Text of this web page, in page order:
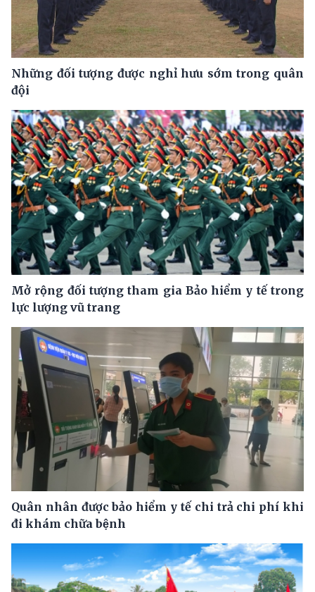
Những đối tượng được nghỉ hưu sớm trong quân
đội
Mở rộng đối tượng tham gia Bảo hiểm y tế trong
lực lượng vũ trang
Quân nhân được bảo hiểm y tế chi trả chi phí khi
đi khám chữa bệnh